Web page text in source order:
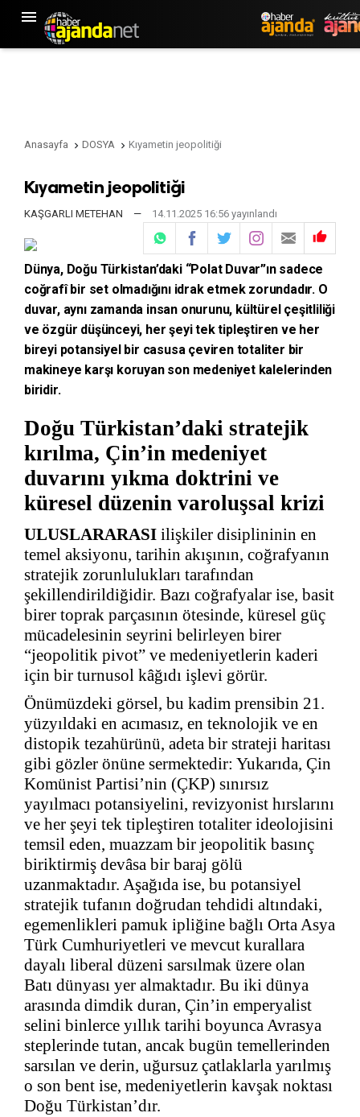

Anasayfa  DOSYA  Kıyametin jeopolitiği
Kıyametin jeopolitiği
KAŞGARLI METEHAN — 14.11.2025 16:56 yayınlandı

Dünya, Doğu Türkistan’daki “Polat Duvar”ın sadece
coğrafî bir set olmadığını idrak etmek zorundadır. O
duvar, aynı zamanda insan onurunu, kültürel çeşitliliği
ve özgür düşünceyi, her şeyi tek tipleştiren ve her
bireyi potansiyel bir casusa çeviren totaliter bir
makineye karşı koruyan son medeniyet kalelerinden
biridir.
Doğu Türkistan’daki stratejik
kırılma, Çin’in medeniyet
duvarını yıkma doktrini ve
küresel düzenin varoluşsal krizi
ULUSLARARASI ilişkiler disiplininin en
temel aksiyonu, tarihin akışının, coğrafyanın
stratejik zorunlulukları tarafından
şekillendirildiğidir. Bazı coğrafyalar ise, basit
birer toprak parçasının ötesinde, küresel güç
mücadelesinin seyrini belirleyen birer
“jeopolitik pivot” ve medeniyetlerin kaderi
için bir turnusol kâğıdı işlevi görür.
Önümüzdeki görsel, bu kadim prensibin 21.
yüzyıldaki en acımasız, en teknolojik ve en
distopik tezahürünü, adeta bir strateji haritası
gibi gözler önüne sermektedir: Yukarıda, Çin
Komünist Partisi’nin (ÇKP) sınırsız
yayılmacı potansiyelini, revizyonist hırslarını
ve her şeyi tek tipleştiren totaliter ideolojisini
temsil eden, muazzam bir jeopolitik basınç
biriktirmiş devâsa bir baraj gölü
uzanmaktadır. Aşağıda ise, bu potansiyel
stratejik tufanın doğrudan tehdidi altındaki,
egemenlikleri pamuk ipliğine bağlı Orta Asya
Türk Cumhuriyetleri ve mevcut kurallara
dayalı liberal düzeni sarsılmak üzere olan
Batı dünyası yer almaktadır. Bu iki dünya
arasında dimdik duran, Çin’in emperyalist
selini binlerce yıllık tarihi boyunca Avrasya
steplerinde tutan, ancak bugün temellerinden
sarsılan ve derin, uğursuz çatlaklarla yarılmış
o son bent ise, medeniyetlerin kavşak noktası
Doğu Türkistan’dır.